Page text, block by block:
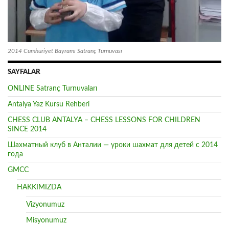
2014 Cumhuriyet Bayramı Satranç Turnuvası
SAYFALAR
ONLINE Satranç Turnuvaları
Antalya Yaz Kursu Rehberi
CHESS CLUB ANTALYA – CHESS LESSONS FOR CHILDREN
SINCE 2014
Шахматный клуб в Анталии — уроки шахмат для детей с 2014
года
GMCC
HAKKIMIZDA
Vizyonumuz
Misyonumuz